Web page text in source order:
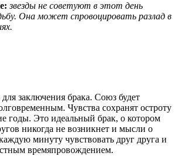
звезды не советуют в этот день
Она может спровоцировать разлад в
заключения брака. Союз будет
Чувства сохранят остроту
годы. Это идеальный брак, о котором
никогда не возникнет и мысли о
минуту чувствовать друг друга и
времяпровождением.